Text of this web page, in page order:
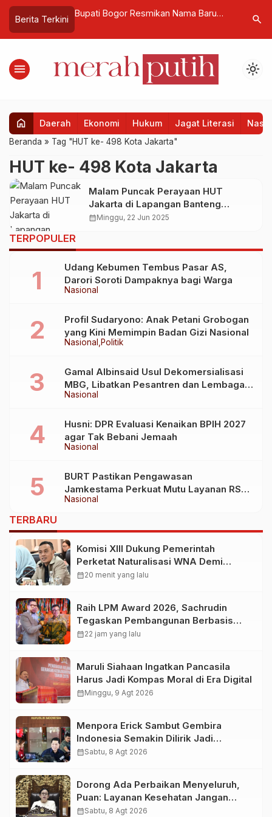
Berita Terkini
DLH DKI
Bupati Bogor Resmikan Nama Baru
dan Pemerataan Layanan Kesehatan
Banksearch
menu light_mode
home Daerah Ekonomi Hukum Jagat Literasi
Beranda » Tag "HUT ke- 498 Kota Jakarta"
HUT ke- 498 Kota Jakarta
Malam Puncak Perayaan HUT
Jakarta di Lapangan Banteng
Berlangsung Meriah
calendar_monthMinggu, 22 Jun 2025
TERPOPULER
Nasional
Udang Kebumen Tembus Pasar AS,
Darori Soroti Dampaknya bagi Warga
Nasional Politik
Profil Sudaryono: Anak Petani Grobogan
yang Kini Memimpin Badan Gizi Nasional
Nasional
Gamal Albinsaid Usul Dekomersialisasi
MBG, Libatkan Pesantren dan Lembaga
Sosial
Nasional
Husni: DPR Evaluasi Kenaikan BPIH 2027
agar Tak Bebani Jemaah
Nasional
BURT Pastikan Pengawasan
Jamkestama Perkuat Mutu Layanan RS
Siloam Makassar
TERBARU
Komisi XIII Dukung Pemerintah
Perketat Naturalisasi WNA Demi
Lindungi Aset Nasional
calendar_month20 menit yang lalu
Raih LPM Award 2026, Sachrudin
Tegaskan Pembangunan Berbasis
Kolaborasi Masyarakat
calendar_month22 jam yang lalu
Maruli Siahaan Ingatkan Pancasila
Harus Jadi Kompas Moral di Era Digital
calendar_monthMinggu, 9 Agt 2026
Menpora Erick Sambut Gembira
Indonesia Semakin Dilirik Jadi
Destinasi Pramusim Favorit Klub-Klub
calendar_monthSabtu, 8 Agt 2026
Dorong Ada Perbaikan Menyeluruh,
Puan: Layanan Kesehatan Jangan
Kehilangan Empati
calendar_monthSabtu, 8 Agt 2026